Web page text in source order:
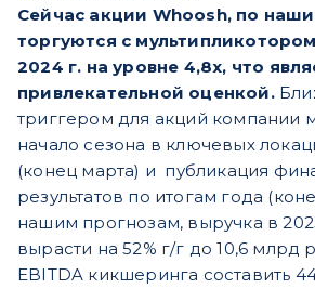
Сейчас акции Whoosh, по
торгуются с мультипликотором
2024 г. на уровне 4,8х, что
привлекательной оценкой.
триггером для акций компании
начало сезона в ключевых
(конец марта) и публикация
результатов по итогам года
нашим прогнозам, выручка в
вырасти на 52% г/г до 10,6 млрд
EBITDA кикшеринга составить